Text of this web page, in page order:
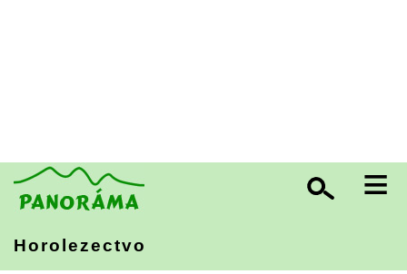
≡
Horolezectvo